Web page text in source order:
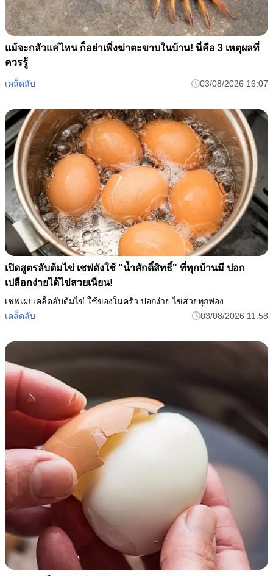
แม้จะกลัวแค่ไหน ก็อย่าเพิ่งฆ่าตะขาบในบ้าน! นี่คือ 3 เหตุผลที่
ควรรู้
เคล็ดลับ 03/08/2026 16:07
เปิดสูตรลับต้มไข่ เชฟดังใช้ "น้ำศักดิ์สิทธิ์" ที่ทุกบ้านมี ปอก
เปลือกง่ายได้ไข่สวยเนียน!
เชฟเผยเคล็ดลับต้มไข่ ใช้ของในครัว ปอกง่าย ไข่สวยทุกฟอง
เคล็ดลับ
03/08/2026 11:58